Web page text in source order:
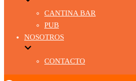
CANTINA BAR
PUB
NOSOTROS
CONTACTO